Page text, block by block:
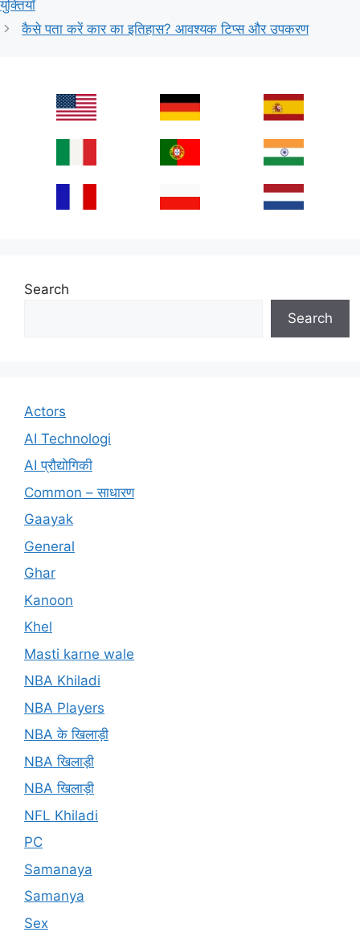
युक्तियाँ
कैसे पता करें कार का इतिहास? आवश्यक टिप्स और उपकरण
Search
Search
Actors
AI Technologi
AI प्रौद्योगिकी
Common – साधारण
Gaayak
General
Ghar
Kanoon
Khel
Masti karne wale
NBA Khiladi
NBA Players
NBA के खिलाड़ी
NBA खिलाड़ी
NBA खिलाड़ी
NFL Khiladi
PC
Samanaya
Samanya
Sex